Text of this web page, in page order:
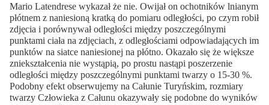
Mario Latendrese wykazał że nie. Owijał on ochotników lnianym
płótnem z naniesioną kratką do pomiaru odległości, po czym robił
zdjęcia i porównywał odległości między poszczególnymi
punktami ciała na zdjęciach, z odległościami odpowiadających im
punktów na siatce naniesionej na płótno. Okazało się że większe
zniekształcenia nie wystąpią, po prostu nastąpi poszerzenie
odległości między poszczególnymi punktami twarzy o 15-30 %.
Podobny efekt obserwujemy na Całunie Turyńskim, rozmiary
twarzy Człowieka z Całunu okazywały się podobne do wyników